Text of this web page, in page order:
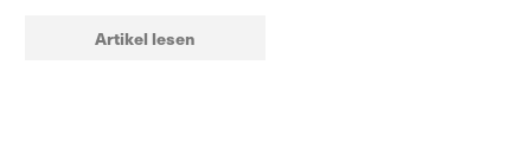
Artikel lesen